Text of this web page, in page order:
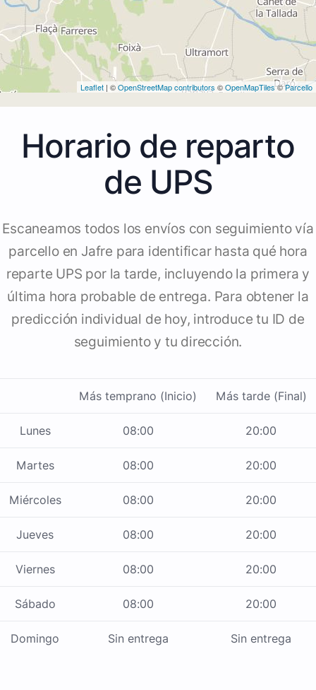
Leaflet | ©OpenStreetMap contributors ©OpenMapTiles©Parcello
Horario de reparto
de UPS
Escaneamos todos los envíos con seguimiento vía
parcello en Jafre para identificar hasta qué hora
reparte UPS por la tarde, incluyendo la primera y
última hora probable de entrega. Para obtener la
predicción individual de hoy, introduce tu ID de
seguimiento y tu dirección.
Más temprano (Inicio) Más tarde (Final)
Lunes 08:00 20:00
Martes 08:00 20:00
Miércoles 08:00 20:00
Jueves 08:00 20:00
Viernes 08:00 20:00
Sábado 08:00 20:00
Domingo Sin entrega Sin entrega